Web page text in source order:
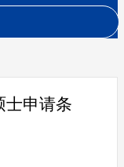
士申请条